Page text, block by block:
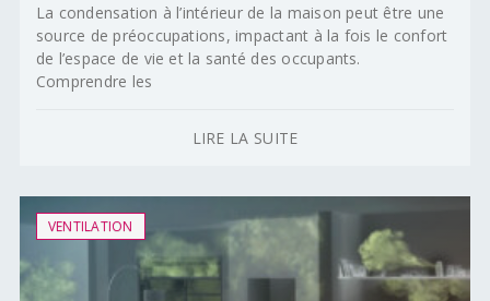
La condensation à l’intérieur de la maison peut être une
source de préoccupations, impactant à la fois le confort
de l’espace de vie et la santé des occupants.
Comprendre les
LIRE LA SUITE
VENTILATION